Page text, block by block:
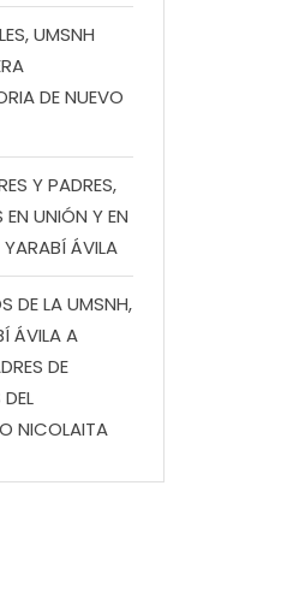
UMSNH
DE NUEVO
Y PADRES,
UNIÓN Y EN
ÁVILA
DE LA UMSNH,
ÁVILA A
DE
NICOLAITA